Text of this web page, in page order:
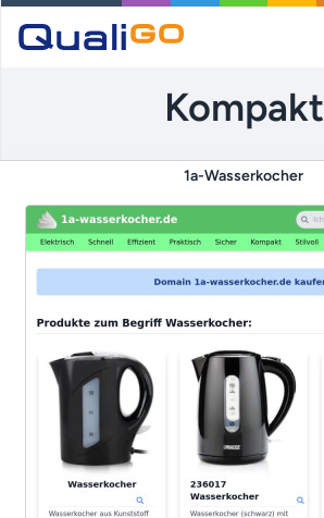
Kompakt
1a-Wasserkocher